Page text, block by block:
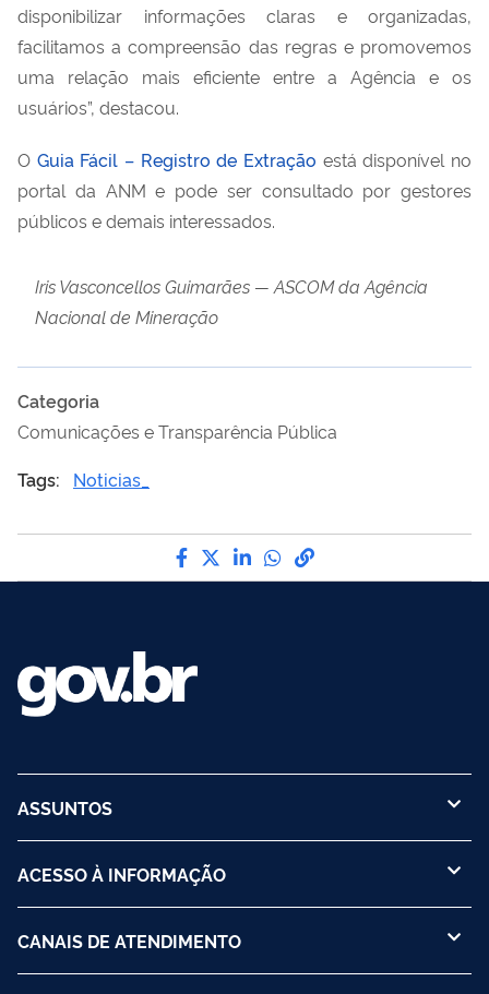
disponibilizar informações claras e organizadas,
facilitamos a compreensão das regras e promovemos
uma relação mais eficiente entre a Agência e os
usuários”, destacou.
O Guia Fácil – Registro de Extração está disponível no
portal da ANM e pode ser consultado por gestores
públicos e demais interessados.
Iris Vasconcellos Guimarães — ASCOM da Agência
Nacional de Mineração
Categoria
Comunicações e Transparência Pública
Tags:
Noticias_
Compartilhe por Facebook
Compartilhe por Twitter
Compartilhe por
Compartilhe por
link para Copiar
ASSUNTOS
ACESSO À INFORMAÇÃO
CANAIS DE ATENDIMENTO